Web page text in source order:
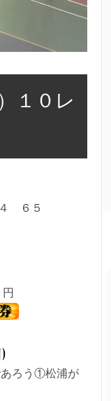
１０レ
６５
ろう①松浦が